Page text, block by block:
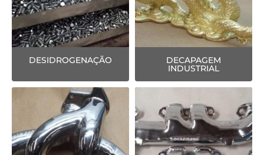
DESIDROGENAÇÃO DECAPAGEM
INDUSTRIAL